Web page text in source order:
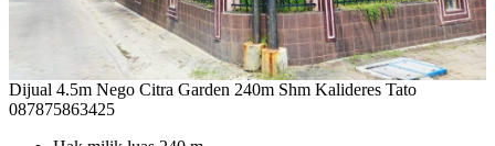
Dijual 4.5m Nego Citra Garden 240m Shm Kalideres Tato
087875863425